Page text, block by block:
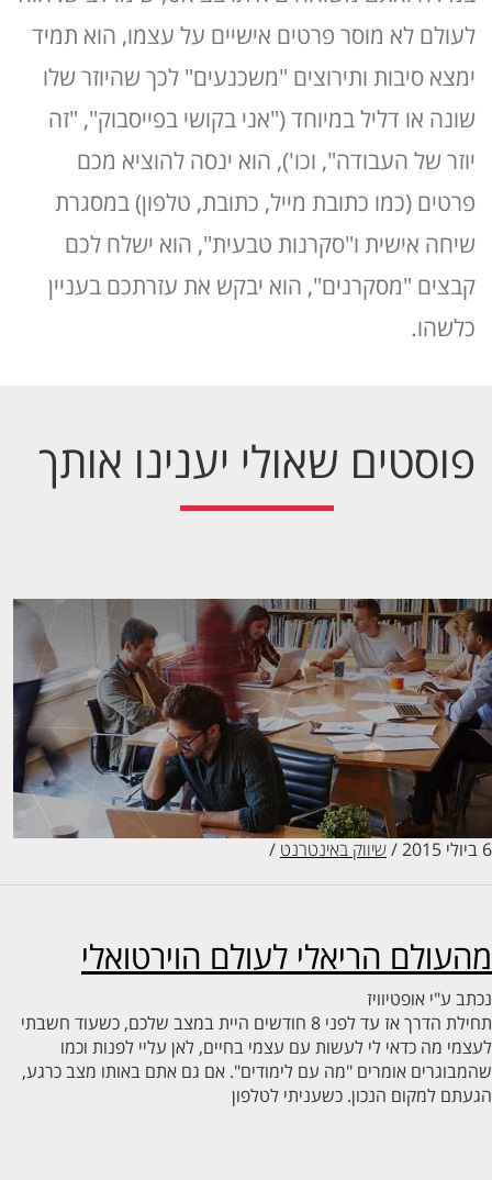
לעולם לא מוסר פרטים אישיים על עצמו, הוא תמיד
ימצא סיבות ותירוצים "משכנעים" לכך שהיוזר שלו
שונה או דליל במיוחד ("אני בקושי בפייסבוק", "זה
יוזר של העבודה", וכו'), הוא ינסה להוציא מכם
פרטים (כמו כתובת מייל, כתובת, טלפון) במסגרת
שיחה אישית ו"סקרנות טבעית", הוא ישלח לכם
קבצים "מסקרנים", הוא יבקש את עזרתכם בעניין
כלשהו.
פוסטים שאולי יענינו אותך
/ שיווק באינטרנט/
הריאלי לעולם הוירטואלי
ע"י אופטיוויז
תחילת הדרך אז עד לפני 8 חודשים היית במצב שלכם, כשעוד חשבתי
מה כדאי לי לעשות עם עצמי בחיים, לאן עליי לפנות וכמו
אומרים "מה עם לימודים". אם גם אתם באותו מצב כרגע,
למקום הנכון. כשעניתי לטלפון